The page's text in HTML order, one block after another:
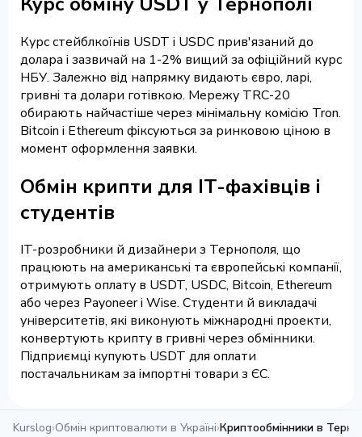
Курс стейблкоїнів USDT і USDC прив'язаний до
долара і зазвичай на 1-2% вищий за офіційний курс
НБУ. Залежно від напрямку видають євро, ларі,
гривні та долари готівкою. Мережу TRC-20
обирають найчастіше через мінімальну комісію Tron.
Bitcoin і Ethereum фіксуються за ринковою ціною в
момент оформлення заявки.
Обмін крипти для IT-фахівців і
студентів
IT-розробники й дизайнери з Тернополя, що
працюють на американські та європейські компанії,
отримують оплату в USDT, USDC, Bitcoin, Ethereum
або через Payoneer і Wise. Студенти й викладачі
університетів, які виконують міжнародні проекти,
конвертують крипту в гривні через обмінники.
Підприємці купують USDT для оплати
постачальникам за імпортні товари з ЄС.
Kurslog›Обмін криптовалюти в Україні›Криптообмінники в